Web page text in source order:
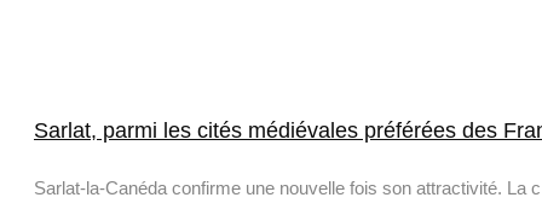
Sarlat, parmi les cités médiévales préférées des
Sarlat-la-Canéda confirme une nouvelle fois son attractivité. La